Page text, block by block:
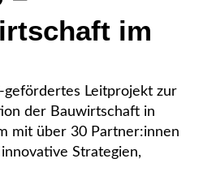
im
gefördertes Leitprojekt zur
der Bauwirtschaft in
mit über 30 Partner:innen
Strategien,